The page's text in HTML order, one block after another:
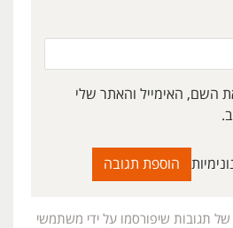
השם, האימייל והאתר שלי
של תגובות שיפורסמו על ידי משתמשי